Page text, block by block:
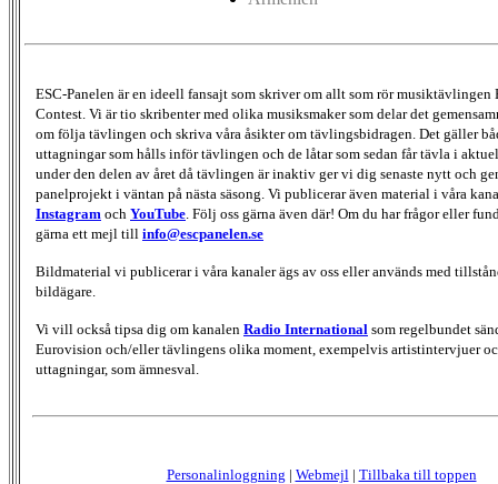
ESC-Panelen är en ideell fansajt som skriver om allt som rör musiktävlingen
Contest. Vi är tio skribenter med olika musiksmaker som delar det
om följa tävlingen och skriva våra åsikter om tävlingsbidragen. Det gäller
uttagningar som hålls inför tävlingen och de låtar som sedan får tävla i
under den delen av året då tävlingen är inaktiv ger vi dig senaste nytt och
panelprojekt i väntan på nästa säsong. Vi publicerar även material i våra
Instagram och YouTube . Följ oss gärna även där! Om du har frågor eller
gärna ett mejl till info@escpanelen.se
Bildmaterial vi publicerar i våra kanaler ägs av oss eller används med
bildägare.
Vi vill också tipsa dig om kanalen Radio International som regelbundet
Eurovision och/eller tävlingens olika moment, exempelvis artistintervjuer
uttagningar, som ämnesval.
Personalinloggning | Webmejl | Tillbaka till toppen